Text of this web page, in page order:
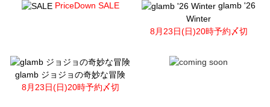
PriceDown SALE
glamb '26
Winter
8月23日(日)20時予約〆切
glamb ジョジョの奇妙な冒険
8月23日(日)20時予約〆切